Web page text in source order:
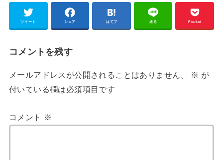
ツイート シェア はてブ 送る Pocket
コメントを残す
メールアドレスが公開されることはありません。 ※ が
付いている欄は必須項目です
コメント ※